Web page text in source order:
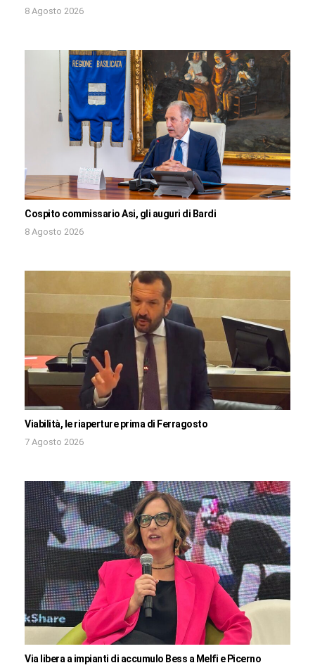
8 Agosto 2026
Cospito commissario Asi, gli auguri di Bardi
8 Agosto 2026
Viabilità, le riaperture prima di Ferragosto
7 Agosto 2026
Via libera a impianti di accumulo Bess a Melfi e Picerno